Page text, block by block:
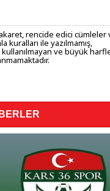
rencide edici cümleler
kuralları ile yazılmamış,
ve büyük